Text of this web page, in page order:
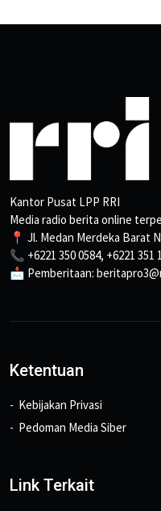
Kantor Pusat LPP RRI
Media radio berita online
📍 Jl. Medan Merdeka Barat
📞 +6221 350 0584, +6221 351
📩 Pemberitaan:
Ketentuan
Kebijakan Privasi
Pedoman Media Siber
Link Terkait